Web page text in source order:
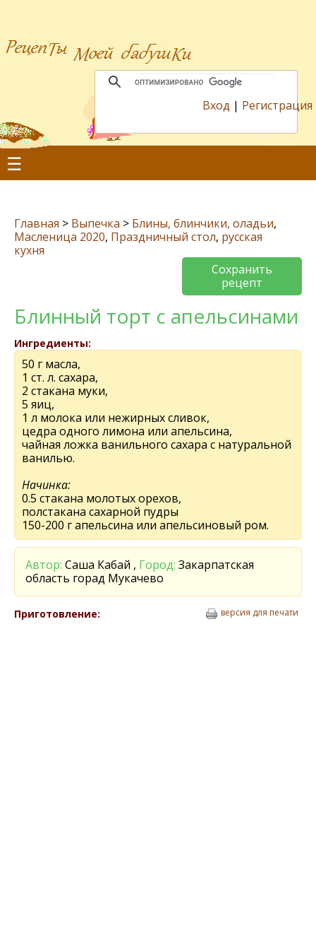
Вход | Регистрация
☰
Главная > Выпечка > Блины, блинчики, оладьи,
Масленица 2020, Праздничный стол, русская
кухня
Сохранить
рецепт
Блинный торт с апельсинами
Ингредиенты:
50 г масла,
1 ст. л. сахара,
2 стакана муки,
5 яиц,
1 л молока или нежирных сливок,
цедра одного лимона или апельсина,
чайная ложка ванильного сахара с натуральной
ванилью.
Начинка:
0.5 стакана молотых орехов,
полстакана сахарной пудры
150-200 г апельсина или апельсиновый ром.
Автор: Саша Кабай , Город: Закарпатская
область горад Мукачево
Приготовление: версия для печати